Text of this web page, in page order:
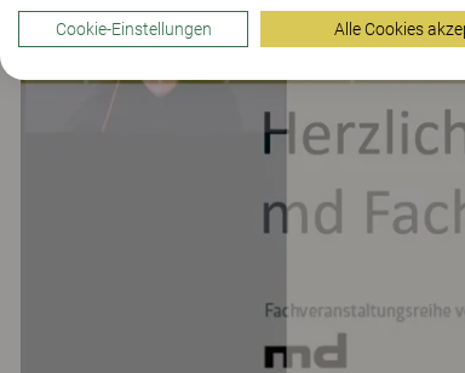
Cookie-Einstellungen Alle Cookies